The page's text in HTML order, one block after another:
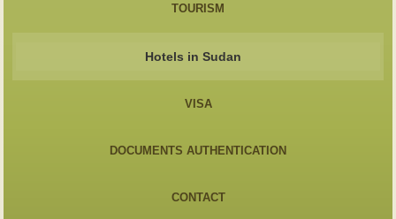
TOURISM
Hotels in Sudan
VISA
DOCUMENTS AUTHENTICATION
CONTACT